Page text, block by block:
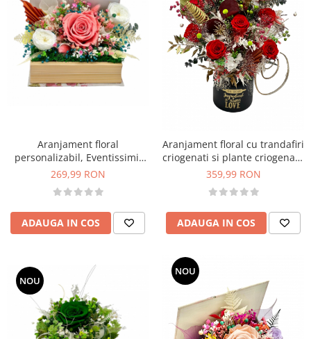
Aranjament floral
personalizabil, Eventissimi,
cutie cadou, carte, trandafirI
multicolor
269,99 RON
ADAUGA IN COS
Aranjament floral cu trandafiri
criogenati si plante criogenate
si naturale uscate
359,99 RON
ADAUGA IN COS
NOU
NOU